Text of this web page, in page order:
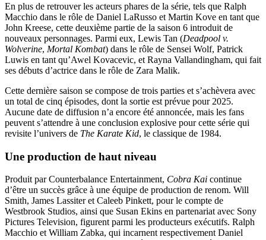
En plus de retrouver les acteurs phares de la série, tels que Ralph
Macchio dans le rôle de Daniel LaRusso et Martin Kove en tant que
John Kreese, cette deuxième partie de la saison 6 introduit de
nouveaux personnages. Parmi eux, Lewis Tan (Deadpool v.
Wolverine, Mortal Kombat) dans le rôle de Sensei Wolf, Patrick
Luwis en tant qu’Awel Kovacevic, et Rayna Vallandingham, qui fait
ses débuts d’actrice dans le rôle de Zara Malik.
Cette dernière saison se compose de trois parties et s’achèvera avec
un total de cinq épisodes, dont la sortie est prévue pour 2025.
Aucune date de diffusion n’a encore été annoncée, mais les fans
peuvent s’attendre à une conclusion explosive pour cette série qui
revisite l’univers de The Karate Kid, le classique de 1984.
Une production de haut niveau
Produit par Counterbalance Entertainment, Cobra Kai continue
d’être un succès grâce à une équipe de production de renom. Will
Smith, James Lassiter et Caleeb Pinkett, pour le compte de
Westbrook Studios, ainsi que Susan Ekins en partenariat avec Sony
Pictures Television, figurent parmi les producteurs exécutifs. Ralph
Macchio et William Zabka, qui incarnent respectivement Daniel